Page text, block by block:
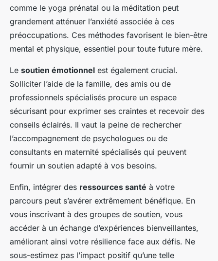
comme le yoga prénatal ou la méditation peut
grandement atténuer l’anxiété associée à ces
préoccupations. Ces méthodes favorisent le bien-être
mental et physique, essentiel pour toute future mère.
Le soutien émotionnel est également crucial.
Solliciter l’aide de la famille, des amis ou de
professionnels spécialisés procure un espace
sécurisant pour exprimer ses craintes et recevoir des
conseils éclairés. Il vaut la peine de rechercher
l’accompagnement de psychologues ou de
consultants en maternité spécialisés qui peuvent
fournir un soutien adapté à vos besoins.
Enfin, intégrer des ressources santé à votre
parcours peut s’avérer extrêmement bénéfique. En
vous inscrivant à des groupes de soutien, vous
accéder à un échange d’expériences bienveillantes,
améliorant ainsi votre résilience face aux défis. Ne
sous-estimez pas l’impact positif qu’une telle